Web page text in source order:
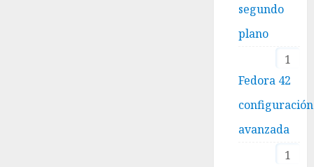
segundo
plano
1
Fedora 42
configuración
avanzada
1